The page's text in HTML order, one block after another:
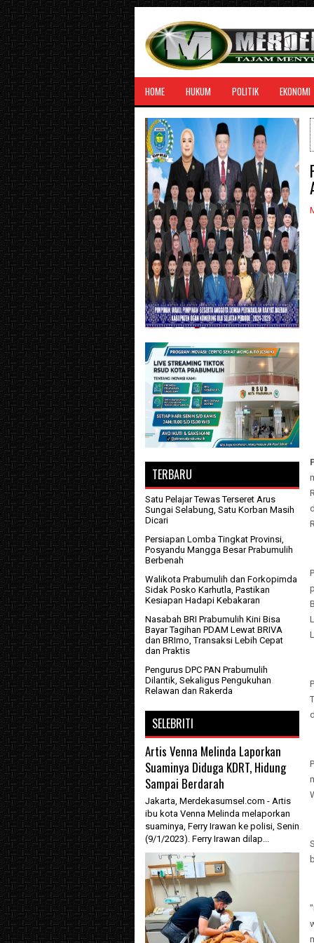
HOME HUKUM POLITIK EKONOMI
TERBARU
Satu Pelajar Tewas Terseret Arus
Sungai Selabung, Satu Korban Masih
Dicari
Persiapan Lomba Tingkat Provinsi,
Posyandu Mangga Besar Prabumulih
Berbenah
Walikota Prabumulih dan Forkopimda
Sidak Posko Karhutla, Pastikan
Kesiapan Hadapi Kebakaran
Nasabah BRI Prabumulih Kini Bisa
Bayar Tagihan PDAM Lewat BRIVA
dan BRImo, Transaksi Lebih Cepat
dan Praktis
Pengurus DPC PAN Prabumulih
Dilantik, Sekaligus Pengukuhan
Relawan dan Rakerda
SELEBRITI
Artis Venna Melinda Laporkan
Suaminya Diduga KDRT, Hidung
Sampai Berdarah
Jakarta, Merdekasumsel.com - Artis
ibu kota Venna Melinda melaporkan
suaminya, Ferry Irawan ke polisi, Senin
(9/1/2023). Ferry Irawan dilap...